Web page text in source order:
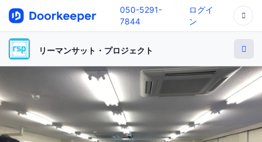
050-5291-
7844
ログイ
ン
リーマンサット・プロジェクト